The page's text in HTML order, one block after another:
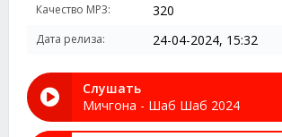
Качество MP3: 320
Дата релиза: 24-04-2024, 15:32
Слушать
Мичгона - Шаб Шаб 2024